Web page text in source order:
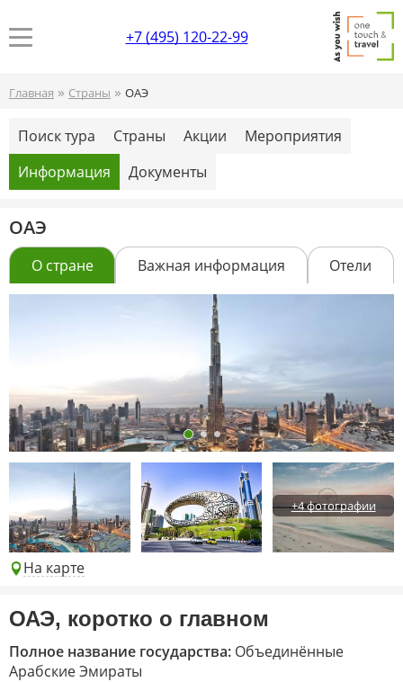
+7 (495) 120-22-99
Главная » Страны » ОАЭ
Поиск тура Страны Акции
Мероприятия
Информация
Документы
ОАЭ
О стране Важная информация Отели
+4 фотографии
На карте
ОАЭ, коротко о главном
Полное название государства: Объединённые
Арабские Эмираты